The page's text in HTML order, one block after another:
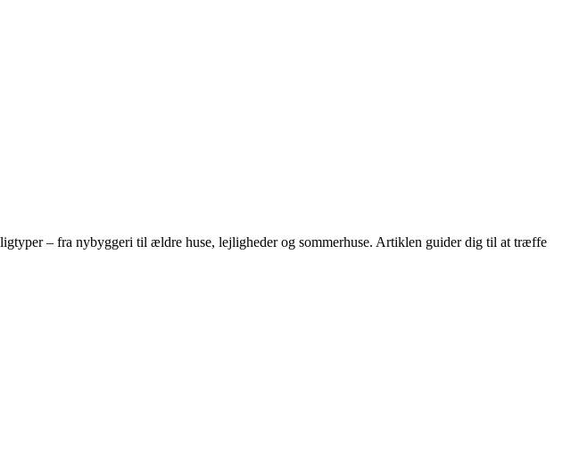
– fra nybyggeri til ældre huse, lejligheder og sommerhuse. Artiklen guider dig til at træffe